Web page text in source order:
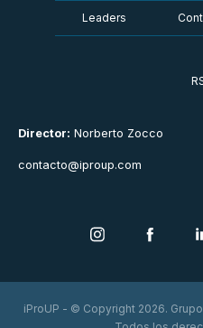
Director: Norberto Zocco
contacto@iproup.com
Leaders
iProUP - © Copyright 2026.